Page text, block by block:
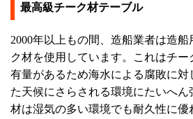
最高級チーク材テーブル
2000年以上もの間、造船業者は造
ク材を使用しています。これはチ
有量があるため海水による腐敗に対
た天候にさらされる環境にたいへん
材は湿気の多い環境でも耐久性に優